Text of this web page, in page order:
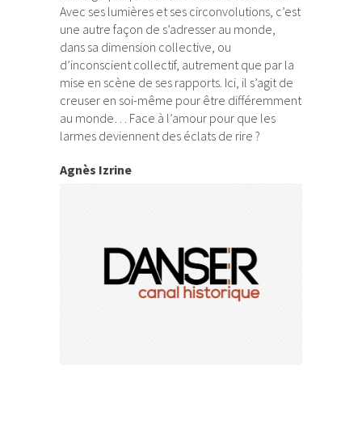
Avec ses lumières et ses circonvolutions, c’est
une autre façon de s’adresser au monde,
dans sa dimension collective, ou
d’inconscient collectif, autrement que par la
mise en scène de ses rapports. Ici, il s’agit de
creuser en soi-même pour être différemment
au monde… Face à l’amour pour que les
larmes deviennent des éclats de rire ?
Agnès Izrine